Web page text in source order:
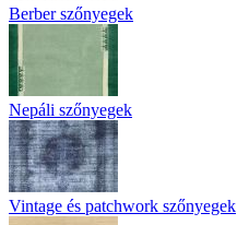
Berber szőnyegek
Nepáli szőnyegek
Vintage és patchwork szőnyegek